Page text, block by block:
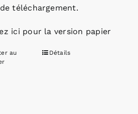
téléchargement.
ici pour la version papier
au
Détails